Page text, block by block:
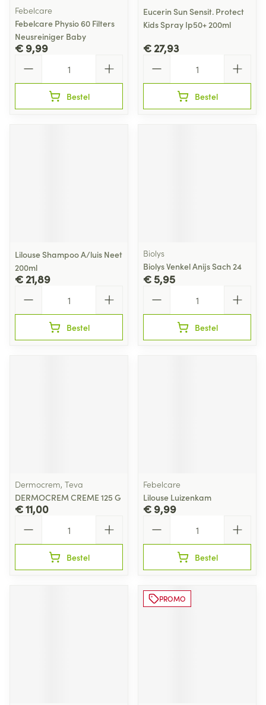
Febelcare
Febelcare Physio 60 Filters
Neusreiniger Baby
€ 9,99
Bestel
Eucerin Sun Sensit. Protect
Kids Spray Ip50+ 200ml
€ 27,93
Bestel
Lilouse Shampoo A/luis Neet
200ml
€ 21,89
Bestel
Biolys
Biolys Venkel Anijs Sach 24
€ 5,95
Bestel
Dermocrem, Teva
DERMOCREM CREME 125 G
€ 11,00
Bestel
Febelcare
Lilouse Luizenkam
€ 9,99
Bestel
PROMO